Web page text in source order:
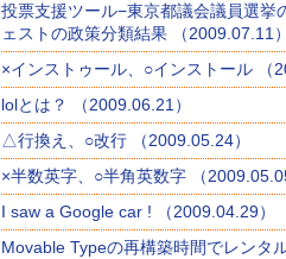
投票支援ツール−東京都議会議員選挙
ェストの政策分類結果 （2009.07.11）
×インストゥール、○インストール （
lolとは？ （2009.06.21）
△行換え、○改行 （2009.05.24）
×半数英字、○半角英数字 （
I saw a Google car ! （2009.04.29）
Movable Typeの再構築時間でレンタ